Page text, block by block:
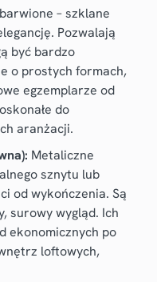
– szklane
Pozwalają
być bardzo
o prostych formach,
egzemplarze od
do
aranżacji.
Metaliczne
sznytu lub
od wykończenia. Są
surowy wygląd. Ich
ekonomicznych po
loftowych,